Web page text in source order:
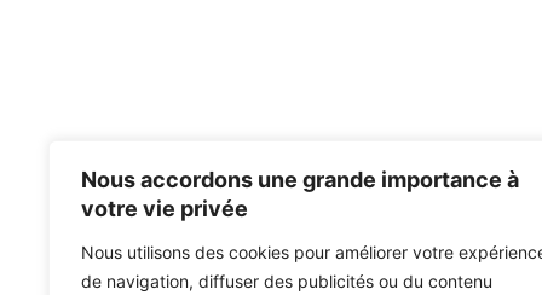
Nous accordons une grande importance à
votre vie privée
Nous utilisons des cookies pour améliorer votre
de navigation, diffuser des publicités ou du contenu